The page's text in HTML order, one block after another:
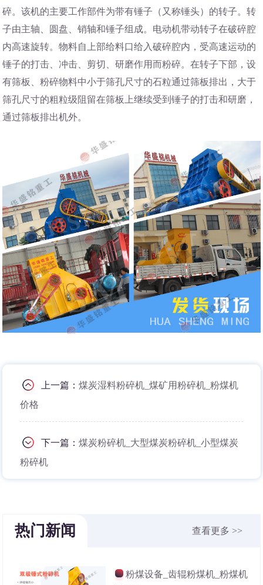
碎。该机的主要工作部件为带有锤子（又称锤头）的转子。转
子由主轴、圆盘、销轴和锤子组成。电动机带动转子在破碎腔
内高速旋转。物料自上部给料口给入破碎腔内，受高速运动的
锤子的打击、冲击、剪切、研磨作用而粉碎。在转子下部，设
有筛板、粉碎物料中小于筛孔尺寸的石粒通过筛板排出，大于
筛孔尺寸的粗粒级阻留在筛板上继续受到锤子的打击和研磨，
通过筛板排出机外。
上一篇：煤炭湿料粉碎机_煤矿用粉碎机_粉煤机
价格
下一篇：煤炭粉碎机_大型煤炭粉碎机_小型煤炭
粉碎机
热门新闻 查看更多 >>
粉煤设备_齿辊粉煤机_粉煤机